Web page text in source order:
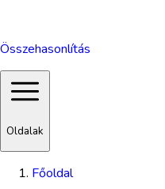
Összehasonlítás
Oldalak
Főoldal